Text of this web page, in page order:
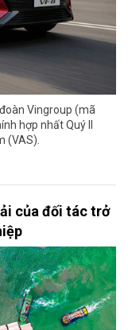
Vingroup (mã
hợp nhất Quý II
(VAS).
của đối tác trở